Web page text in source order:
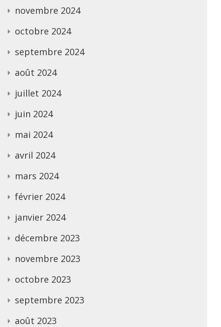
novembre 2024
octobre 2024
septembre 2024
août 2024
juillet 2024
juin 2024
mai 2024
avril 2024
mars 2024
février 2024
janvier 2024
décembre 2023
novembre 2023
octobre 2023
septembre 2023
août 2023